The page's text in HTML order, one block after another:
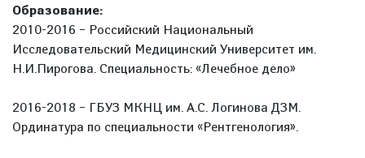
Образование:
2010-2016 – Российский Национальный
Исследовательский Медицинский Университет им.
Н.И.Пирогова. Специальность: «Лечебное дело»
2016-2018 – ГБУЗ МКНЦ им. А.С. Логинова ДЗМ.
Ординатура по специальности «Рентгенология».